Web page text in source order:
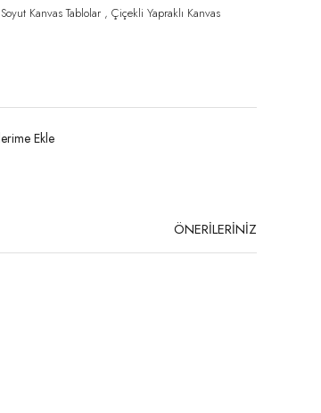
Soyut Kanvas Tablolar , Çiçekli Yapraklı Kanvas
ÖNERİLERİNİZ